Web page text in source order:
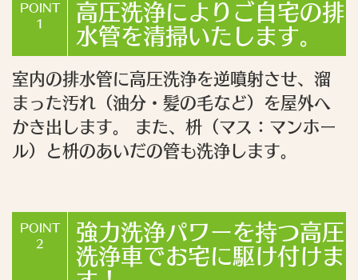
POINT
1
高圧洗浄によりご自宅の排
水管を清掃いたします。
室内の排水管に高圧洗浄を逆噴射させ、溜
まった汚れ（油分・髪の毛など）を屋外へ
かき出します。 また、枡（マス：マンホー
ル）と枡のあいだの管も洗浄します。
POINT
2
強力洗浄パワーを持つ高圧
洗浄車でお宅に駆け付けま